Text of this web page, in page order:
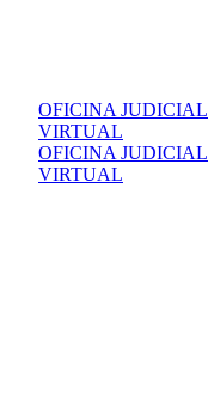
OFICINA JUDICIAL
VIRTUAL
OFICINA JUDICIAL
VIRTUAL